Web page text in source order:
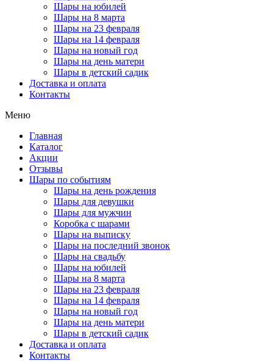
Шары на юбилей
Шары на 8 марта
Шары на 23 февраля
Шары на 14 февраля
Шары на новый год
Шары на день матери
Шары в детский садик
Доставка и оплата
Контакты
Меню
Главная
Каталог
Акции
Отзывы
Шары по событиям
Шары на день рождения
Шары для девушки
Шары для мужчин
Коробка с шарами
Шары на выписку
Шары на последний звонок
Шары на свадьбу
Шары на юбилей
Шары на 8 марта
Шары на 23 февраля
Шары на 14 февраля
Шары на новый год
Шары на день матери
Шары в детский садик
Доставка и оплата
Контакты